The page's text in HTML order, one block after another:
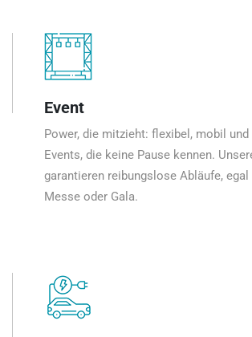
Event
Power, die mitzieht: flexibel, mobil
Events, die keine Pause kennen.
garantieren reibungslose Abläufe,
Messe oder Gala.